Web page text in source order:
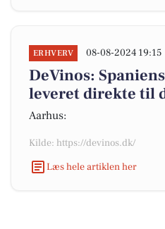
ERHVERV 08-08-2024 19:15
DeVinos:
leveret direkte til
Aarhus:
Kilde: https://devinos.dk/
Læs hele artiklen her